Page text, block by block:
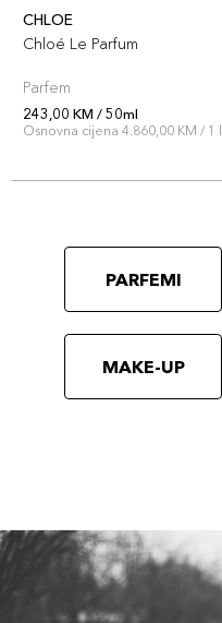
CHLOE
Chloé Le Parfum
Parfem
243,00 KM / 50ml
Osnovna cijena 4.860,00 KM / 1 l
PARFEMI
MAKE-UP